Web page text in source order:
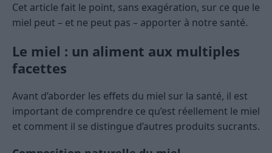
Cet article fait le point, sans exagération, sur ce que le
miel peut – et ne peut pas – apporter à notre santé.
Le miel : un aliment aux multiples
facettes
Avant d’aborder les effets du miel sur la santé, il est
important de comprendre ce qu’est réellement le miel
et comment il se distingue d’autres produits sucrants.